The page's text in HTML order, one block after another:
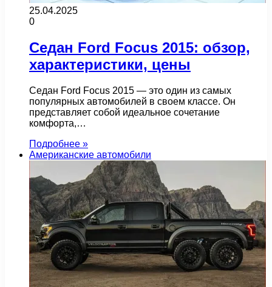
25.04.2025
0
Седан Ford Focus 2015: обзор,
характеристики, цены
Седан Ford Focus 2015 — это один из самых
популярных автомобилей в своем классе. Он
представляет собой идеальное сочетание
комфорта,…
Подробнее »
Американские автомобили